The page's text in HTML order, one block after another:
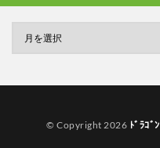
© Copyright 2026 ﾄﾞﾗｺﾞ